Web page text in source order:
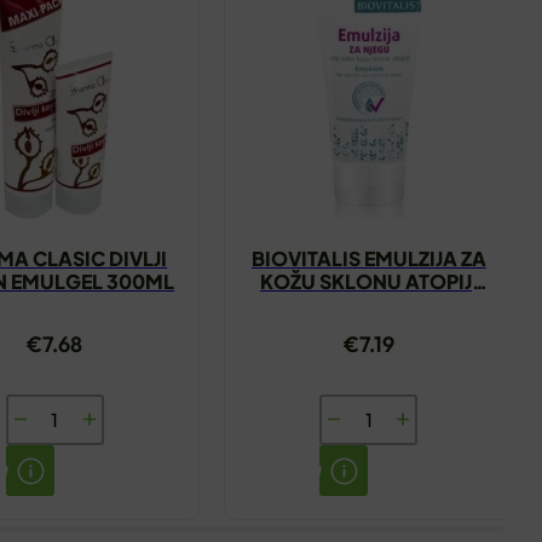
CLASIC DIVLJI
EMULGEL 300ML
€7.68
PHARMA
CLASIC
DIVLJI
BIOVITALIS EMULZIJA ZA
KOŽU SKLONU ATOPIJI
€7.19
BIOVITALIS
EMULZIJA
ZA